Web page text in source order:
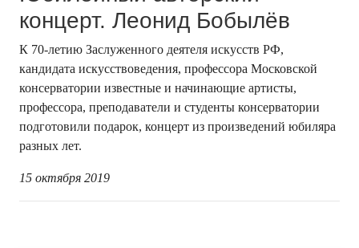
концерт. Леонид Бобылёв
К 70-летию Заслуженного деятеля искусств РФ,
кандидата искусствоведения, профессора Московской
консерватории известные и начинающие артисты,
профессора, преподаватели и студенты консерватории
подготовили подарок, концерт из произведений юбиляра
разных лет.
15 октября 2019